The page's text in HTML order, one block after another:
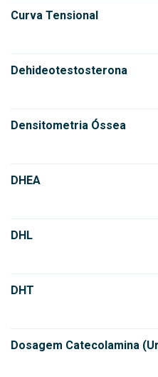
Curva Tensional
Dehideotestosterona
Densitometria Óssea
DHEA
DHL
DHT
Dosagem Catecolamina